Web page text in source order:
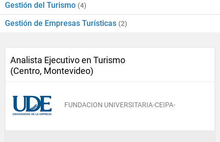
Gestión del Turismo (4)
Gestión de Empresas Turísticas (2)
Analista Ejecutivo en Turismo
(Centro, Montevideo)
FUNDACION UNIVERSITARIA-CEIPA-